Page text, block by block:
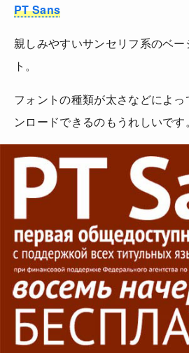
PT Sans
親しみやすいサンセリフ系のベ
ト。
フォントの種類が太さなどによ
ンロードできるのもうれしいです。